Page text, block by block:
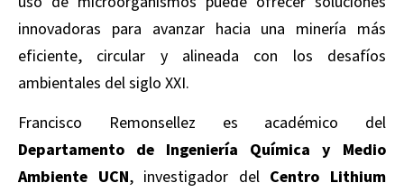
innovadoras para avanzar hacia una minería más
eficiente, circular y alineada con los desafíos
ambientales del siglo XXI.
Francisco Remonsellez es académico del
Departamento de Ingeniería Química y Medio
Ambiente UCN, investigador del Centro Lithium